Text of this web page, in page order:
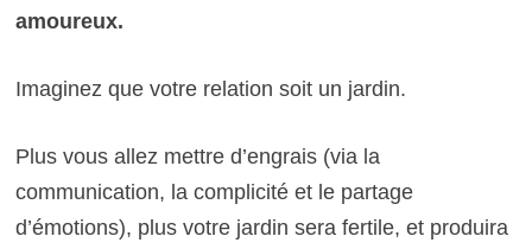
amoureux.
Imaginez que votre relation soit un jardin.
Plus vous allez mettre d’engrais (via la
communication, la complicité et le partage
d’émotions), plus votre jardin sera fertile, et produira